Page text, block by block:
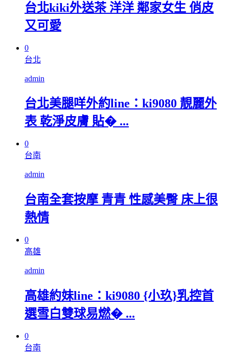
台北kiki外送茶 洋洋 鄰家女生 俏皮
又可愛
0
台北
admin
台北美腿咩外約line：ki9080 靚麗外
表 乾淨皮膚 貼� ...
0
台南
admin
台南全套按摩 青青 性感美臀 床上很
熱情
0
高雄
admin
高雄約妹line：ki9080 {小玖}乳控首
選雪白雙球易燃� ...
0
台南